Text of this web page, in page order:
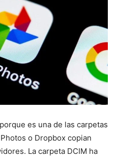
es una de las carpetas
o Dropbox copian
La carpeta DCIM ha